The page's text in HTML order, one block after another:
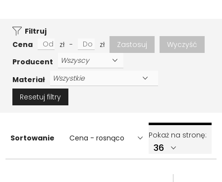
Filtruj
Cena
zł - zł Zastosuj
Wyczyść
Producent
Materiał
Resetuj filtry
Sortowanie Cena - rosnąco Pokaż na stronę: